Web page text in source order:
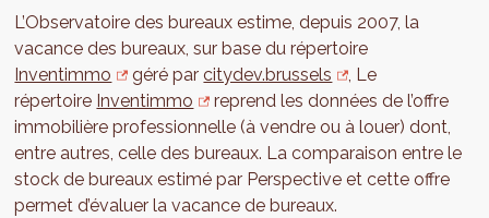
L’Observatoire des bureaux estime, depuis 2007, la
vacance des bureaux, sur base du répertoire
Inventimmo
géré parcitydev.brussels
, Le
répertoire Inventimmo
reprend les données de l’offre
immobilière professionnelle (à vendre ou à louer) dont,
entre autres, celle des bureaux. La comparaison entre le
stock de bureaux estimé par Perspective et cette offre
permet d’évaluer la vacance de bureaux.